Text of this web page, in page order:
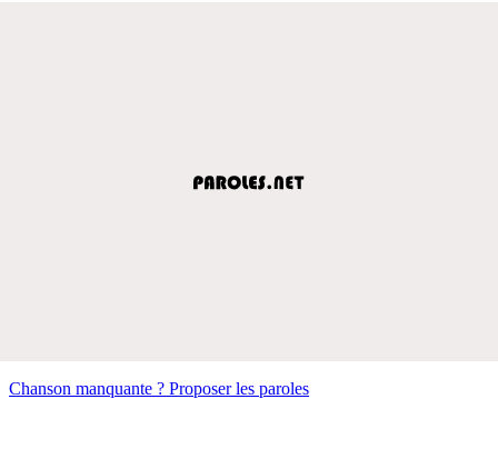
Chanson manquante ? Proposer les paroles